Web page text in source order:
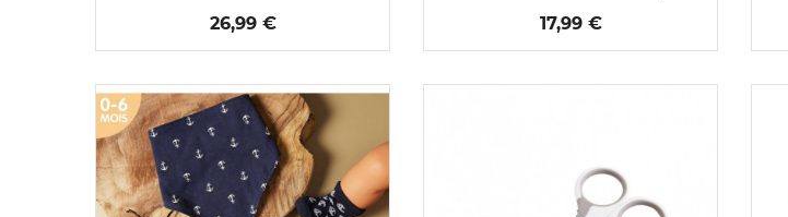
26,99 €
17,99 €